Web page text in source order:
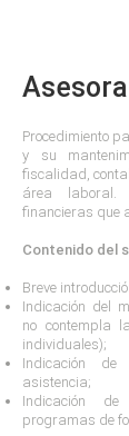
Procedimiento
y su
fiscalidad,
área
financieras que
Contenido del
Breve
Indicación del
no contempla
individuales);
Indicación
asistencia;
Indicación
programas de